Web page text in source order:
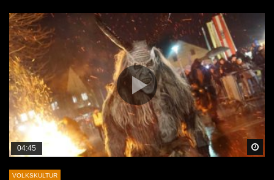
04:45
VOLKSKULTUR